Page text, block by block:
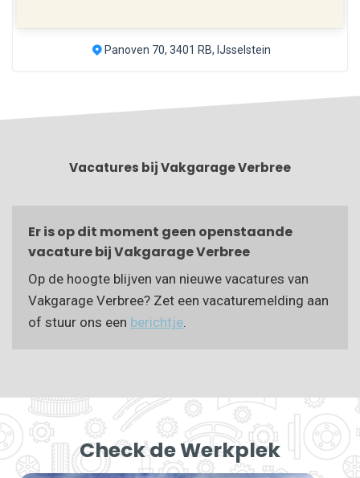
Panoven 70, 3401 RB, IJsselstein
Vacatures bij Vakgarage Verbree
Er is op dit moment geen openstaande
vacature bij Vakgarage Verbree
Op de hoogte blijven van nieuwe vacatures van
Vakgarage Verbree? Zet een vacaturemelding aan
of stuur ons een berichtje
Check de Werkplek